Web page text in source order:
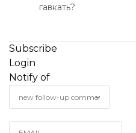
гавкать?
Subscribe
Login
Notify of